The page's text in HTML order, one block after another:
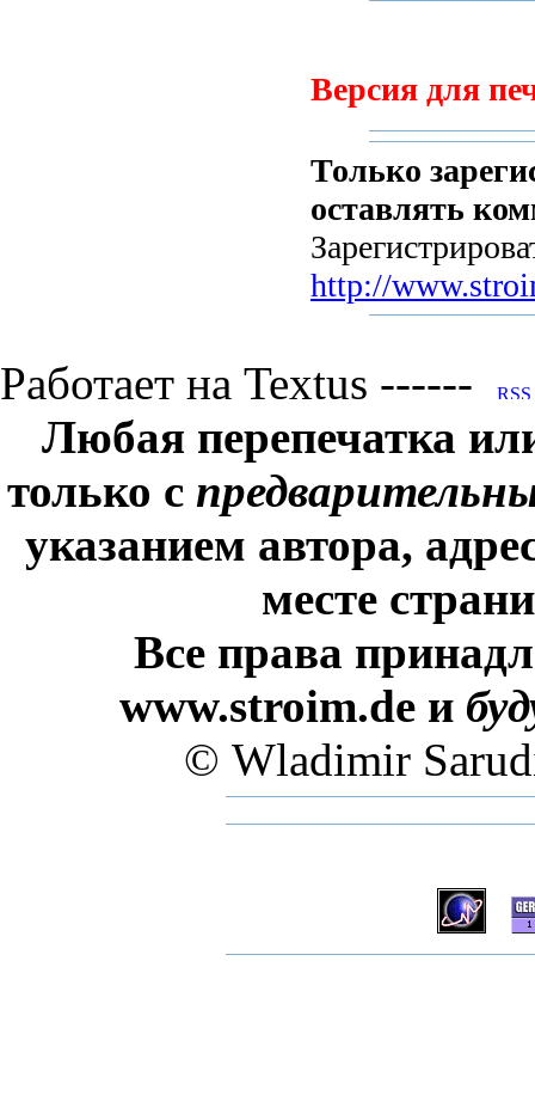
Версия для
Только
оставлять
http://
Работает на Textus ------
Любая перепечатка
только с
указанием автора,
месте
Все права
www.stroim.de и
© Wladimir